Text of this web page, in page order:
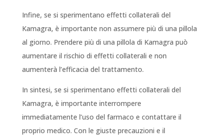
Infine, se si sperimentano effetti collaterali del
Kamagra, è importante non assumere più di una pillola
al giorno. Prendere più di una pillola di Kamagra può
aumentare il rischio di effetti collaterali e non
aumenterà l’efficacia del trattamento.
In sintesi, se si sperimentano effetti collaterali del
Kamagra, è importante interrompere
immediatamente l’uso del farmaco e contattare il
proprio medico. Con le giuste precauzioni e il